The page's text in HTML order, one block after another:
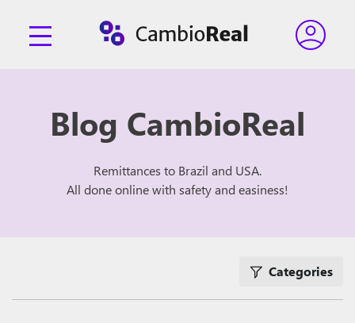
Blog CambioReal
Remittances to Brazil and USA.
All done online with safety and easiness!
Categories